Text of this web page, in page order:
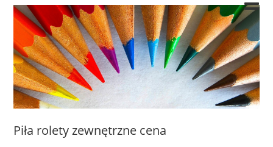
Piła rolety zewnętrzne cena